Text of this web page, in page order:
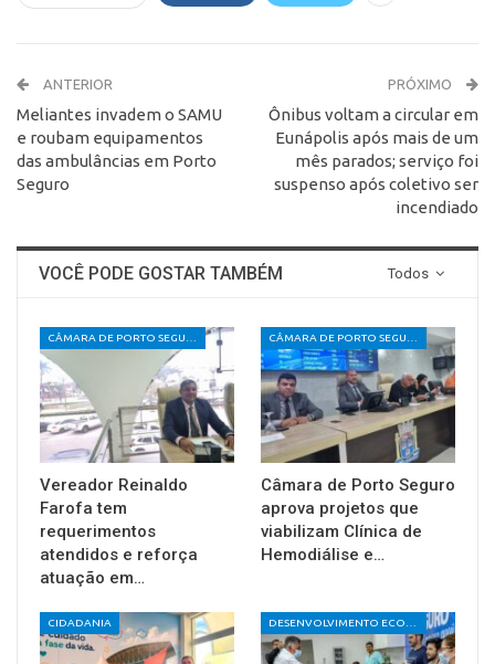
ANTERIOR
Meliantes invadem o SAMU
e roubam equipamentos
das ambulâncias em Porto
Seguro
PRÓXIMO
Ônibus voltam a circular em
Eunápolis após mais de um
mês parados; serviço foi
suspenso após coletivo ser
incendiado
Todos
VOCÊ PODE GOSTAR TAMBÉM
CÂMARA DE PORTO SEGURO
Vereador Reinaldo
Farofa tem
requerimentos
atendidos e reforça
atuação em…
CÂMARA DE PORTO SEGURO
Câmara de Porto Seguro
aprova projetos que
viabilizam Clínica de
Hemodiálise e…
CIDADANIA DESENVOLVIMENTO ECONÔMICO E SOCIAL